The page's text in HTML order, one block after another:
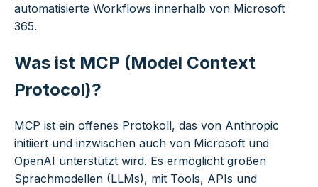
automatisierte Workflows innerhalb von Microsoft
365.
Was ist MCP (Model Context
Protocol)?
MCP ist ein offenes Protokoll, das von Anthropic
initiiert und inzwischen auch von Microsoft und
OpenAI unterstützt wird. Es ermöglicht großen
Sprachmodellen (LLMs), mit Tools, APIs und